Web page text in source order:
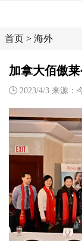
首页 > 海外
加拿大佰傲
2023/4/3 来源：